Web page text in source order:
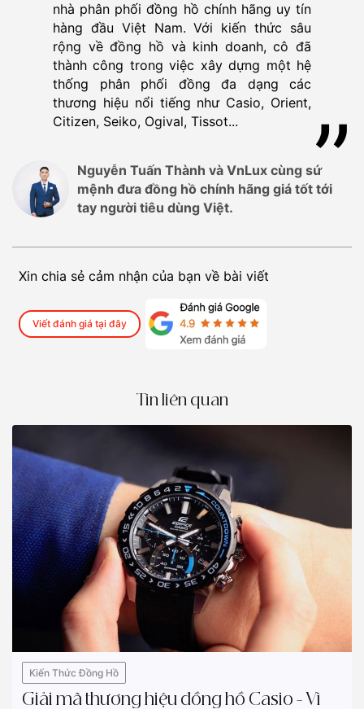
nhà phân phối đồng hồ chính hãng uy tín
hàng đầu Việt Nam. Với kiến thức sâu
rộng về đồng hồ và kinh doanh, cô đã
thành công trong việc xây dựng một hệ
thống phân phối đồng đa dạng các
thương hiệu nổi tiếng như Casio, Orient,
Citizen, Seiko, Ogival, Tissot...
Nguyễn Tuấn Thành và VnLux cùng sứ
mệnh đưa đồng hồ chính hãng giá tốt tới
tay người tiêu dùng Việt.
Xin chia sẻ cảm nhận của bạn về bài viết
Viết đánh giá tại đây
Tin liên quan
Kiến Thức Đồng Hồ
Giải mã thương hiệu đồng hồ Casio - Vì